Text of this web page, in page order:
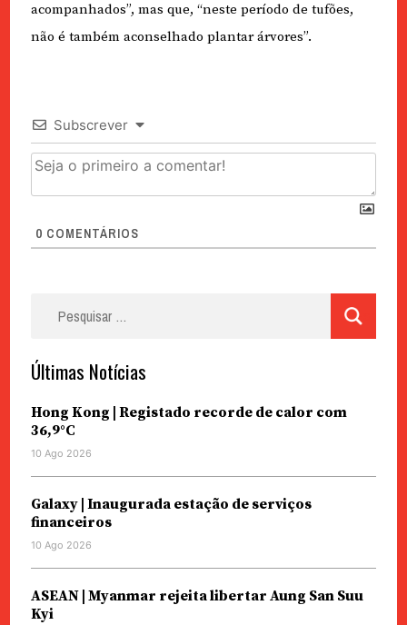
acompanhados”, mas que, “neste período de tufões,
não é também aconselhado plantar árvores”.
Subscrever
0 COMENTÁRIOS
Últimas Notícias
Hong Kong | Registado recorde de calor com
36,9°C
10 Ago 2026
Galaxy | Inaugurada estação de serviços
financeiros
10 Ago 2026
ASEAN | Myanmar rejeita libertar Aung San Suu
Kyi